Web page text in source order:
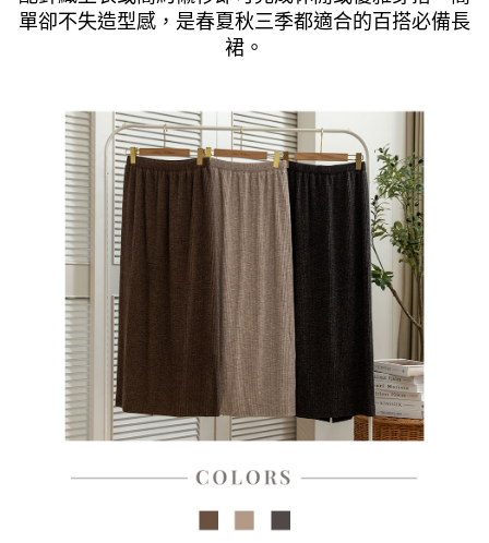
單卻不失造型感，是春夏秋三季都適合的百搭必備長
裙。